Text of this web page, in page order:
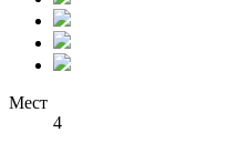
Мест
4